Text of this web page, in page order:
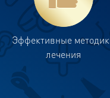
Эффективные
лечения